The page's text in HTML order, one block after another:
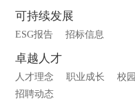
可持续发展
ESG报告 招标信息
卓越人才
人才理念 职业成长 校
招聘动态